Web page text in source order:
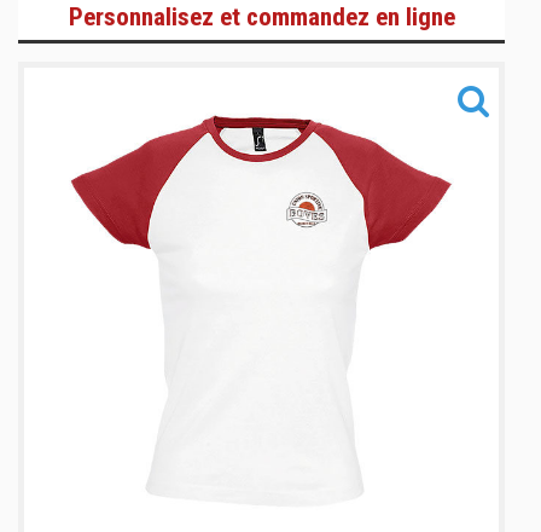
Enfants
Informations
Personnalisez et commandez en ligne